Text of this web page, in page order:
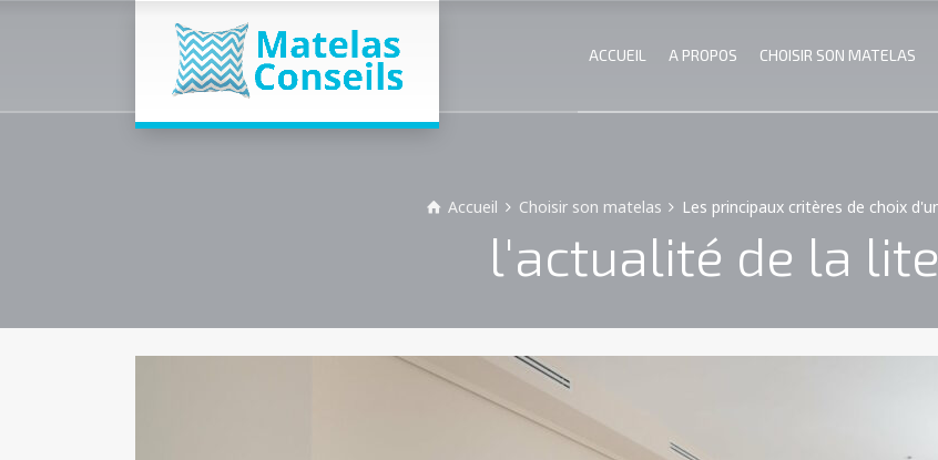
ACCUEIL A PROPOS CHOISIR SON MATELAS
Accueil Choisir son matelas Les principaux critères de choix
l'actualité de la